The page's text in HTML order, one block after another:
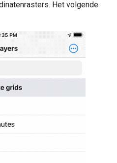
Het volgende